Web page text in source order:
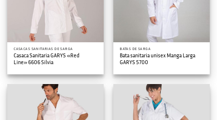
CASACAS SANITARIAS DE SARGA
Casaca Sanitaria GARYS «Red
Line» 6606 Silvia
BATAS DE SARGA
Bata sanitaria unisex Manga Larga
GARYS 5700